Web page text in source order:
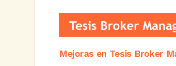
Mejoras en Tesis Broker